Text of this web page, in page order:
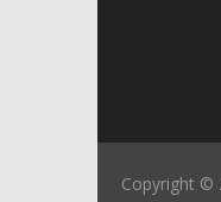
Copyright ©